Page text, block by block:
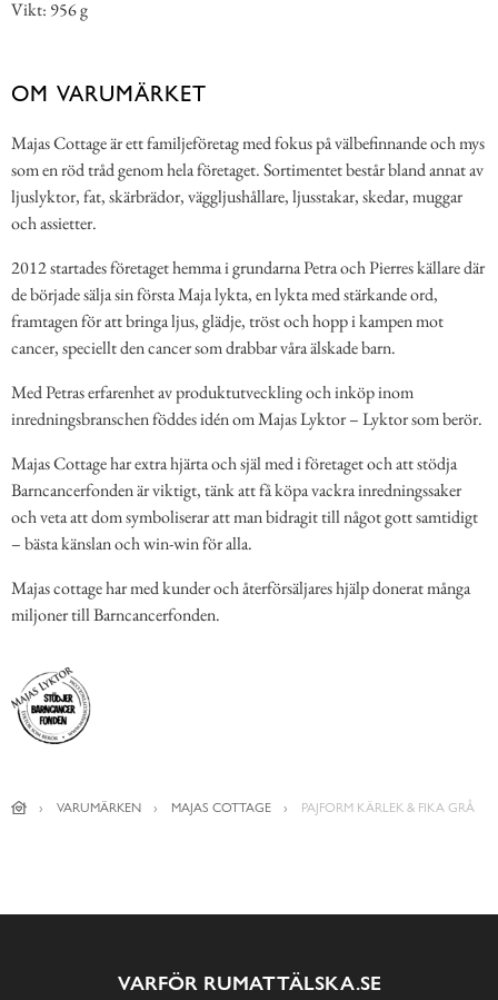
Vikt: 956 g
OM VARUMÄRKET
Majas Cottage är ett familjeföretag med fokus på välbefinnande och mys
som en röd tråd genom hela företaget. Sortimentet består bland annat av
ljuslyktor, fat, skärbrädor, väggljushållare, ljusstakar, skedar, muggar
och assietter.
2012 startades företaget hemma i grundarna Petra och Pierres källare där
de började sälja sin första Maja lykta, en lykta med stärkande ord,
framtagen för att bringa ljus, glädje, tröst och hopp i kampen mot
cancer, speciellt den cancer som drabbar våra älskade barn.
Med Petras erfarenhet av produktutveckling och inköp inom
inredningsbranschen föddes idén om Majas Lyktor – Lyktor som berör.
Majas Cottage har extra hjärta och själ med i företaget och att stödja
Barncancerfonden är viktigt, tänk att få köpa vackra inredningssaker
och veta att dom symboliserar att man bidragit till något gott samtidigt
– bästa känslan och win-win för alla.
Majas cottage har med kunder och återförsäljares hjälp donerat många
miljoner till Barncancerfonden.
VARUMÄRKEN MAJAS COTTAGE PAJFORM KÄRLEK & FIKA GRÅ
VARFÖR RUMATTÄLSKA.SE